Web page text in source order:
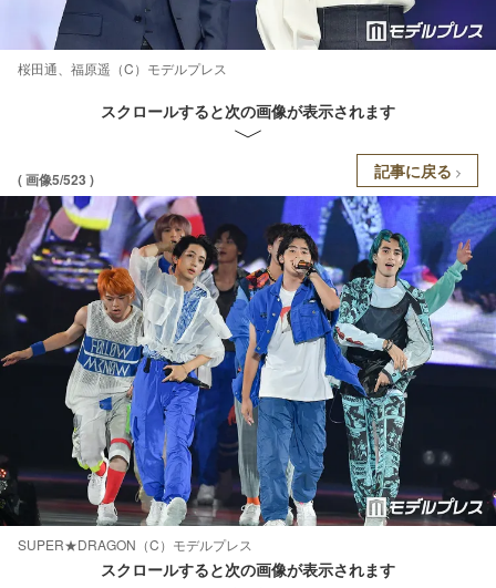
桜田通、福原遥（C）モデルプレス
スクロールすると次の画像が表示されます
( 画像5/523 ) 記事に戻る
SUPER★DRAGON（C）モデルプレス
スクロールすると次の画像が表示されます